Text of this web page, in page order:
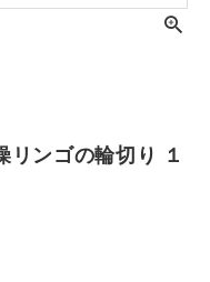
リンゴの輪切り １